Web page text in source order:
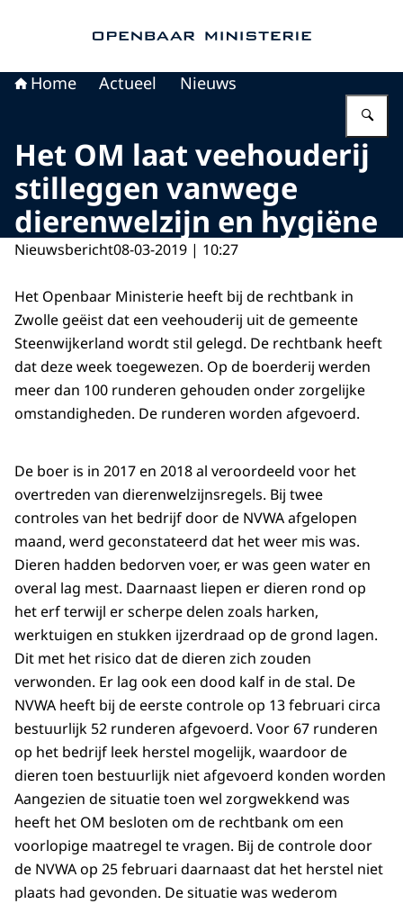
Home Actueel Nieuws
Het OM laat veehouderij
stilleggen vanwege
dierenwelzijn en hygiëne
Nieuwsbericht08-03-2019 | 10:27
Het Openbaar Ministerie heeft bij de rechtbank in
Zwolle geëist dat een veehouderij uit de gemeente
Steenwijkerland wordt stil gelegd. De rechtbank heeft
dat deze week toegewezen. Op de boerderij werden
meer dan 100 runderen gehouden onder zorgelijke
omstandigheden. De runderen worden afgevoerd.
De boer is in 2017 en 2018 al veroordeeld voor het
overtreden van dierenwelzijnsregels. Bij twee
controles van het bedrijf door de NVWA afgelopen
maand, werd geconstateerd dat het weer mis was.
Dieren hadden bedorven voer, er was geen water en
overal lag mest. Daarnaast liepen er dieren rond op
het erf terwijl er scherpe delen zoals harken,
werktuigen en stukken ijzerdraad op de grond lagen.
Dit met het risico dat de dieren zich zouden
verwonden. Er lag ook een dood kalf in de stal. De
NVWA heeft bij de eerste controle op 13 februari circa
bestuurlijk 52 runderen afgevoerd. Voor 67 runderen
op het bedrijf leek herstel mogelijk, waardoor de
dieren toen bestuurlijk niet afgevoerd konden worden
Aangezien de situatie toen wel zorgwekkend was
heeft het OM besloten om de rechtbank om een
voorlopige maatregel te vragen. Bij de controle door
de NVWA op 25 februari daarnaast dat het herstel niet
plaats had gevonden. De situatie was wederom